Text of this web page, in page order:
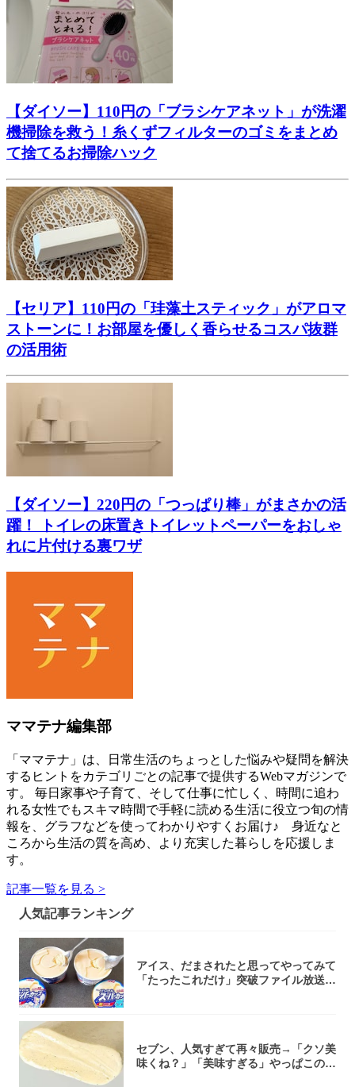
【ダイソー】110円の「ブラシケアネット」が洗濯
機掃除を救う！糸くずフィルターのゴミをまとめ
て捨てるお掃除ハック
【セリア】110円の「珪藻土スティック」がアロマ
ストーンに！お部屋を優しく香らせるコスパ抜群
の活用術
【ダイソー】220円の「つっぱり棒」がまさかの活
躍！ トイレの床置きトイレットペーパーをおしゃ
れに片付ける裏ワザ
ママテナ編集部
「ママテナ」は、日常生活のちょっとした悩みや疑問を解決
するヒントをカテゴリごとの記事で提供するWebマガジンで
す。 毎日家事や子育て、そして仕事に忙しく、時間に追わ
れる女性でもスキマ時間で手軽に読める生活に役立つ旬の情
報を、グラフなどを使ってわかりやすくお届け♪ 身近なと
ころから生活の質を高め、より充実した暮らしを応援しま
す。
記事一覧を見る >
人気記事ランキング
アイス、だまされたと思ってやってみて
「たったこれだけ」突破ファイル放送で
セブン、人気すぎて再々販売→「クソ美
味くね？」「美味すぎる」やっぱこのク